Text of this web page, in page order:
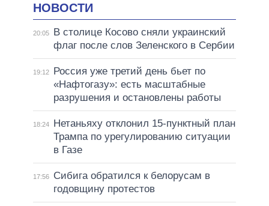
НОВОСТИ
20:05
В столице Косово сняли украинский
флаг после слов Зеленского в Сербии
19:12
Россия уже третий день бьет по
«Нафтогазу»: есть масштабные
разрушения и остановлены работы
18:24
Нетаньяху отклонил 15-пунктный план
Трампа по урегулированию ситуации
в Газе
17:56
Сибига обратился к белорусам в
годовщину протестов